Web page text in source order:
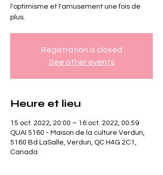
l'optimisme et l'amusement une fois de
plus.
Registration is closed
See other events
Heure et lieu
15 oct. 2022, 20:00 – 16 oct. 2022, 00:59
QUAI 5160 - Maison de la culture Verdun,
5160 Bd LaSalle, Verdun, QC H4G 2C1,
Canada